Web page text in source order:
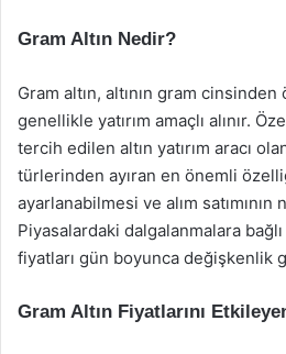
Gram Altın Nedir?
Gram altın, altının gram
genellikle yatırım amaçlı alınır.
tercih edilen altın yatırım aracı
türlerinden ayıran en önemli
ayarlanabilmesi ve alım satımının
Piyasalardaki dalgalanmalara
fiyatları gün boyunca değişkenlik
Gram Altın Fiyatlarını